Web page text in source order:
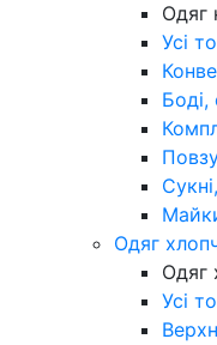
Одяг
Усі
Боді,
Одяг
Одяг
Усі